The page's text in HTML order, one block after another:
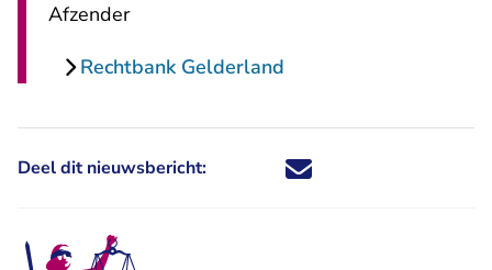
Afzender
Rechtbank Gelderland
Deel dit nieuwsbericht: Deel dit nieuwsbericht via X -
Deel dit nieuwsbericht via
Deel dit nieuwsbericht
Deel dit